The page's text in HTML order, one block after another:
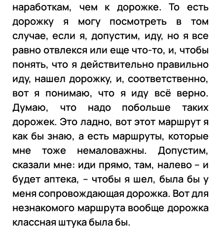
наработкам, чем к дорожке. То есть
дорожку я могу посмотреть в том
случае, если я, допустим, иду, но я все
равно отвлекся или еще что-то, и, чтобы
понять, что я действительно правильно
иду, нашел дорожку, и, соответственно,
вот я понимаю, что я иду всё верно.
Думаю, что надо побольше таких
дорожек. Это ладно, вот этот маршрут я
как бы знаю, а есть маршруты, которые
мне тоже немаловажны. Допустим,
сказали мне: иди прямо, там, налево – и
будет аптека, – чтобы я шел, была бы у
меня сопровождающая дорожка. Вот для
незнакомого маршрута вообще дорожка
классная штука была бы.